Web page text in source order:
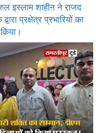
इस्लाम शाहीन ने राजद
प्रक्षेत्र प्रभारियों का